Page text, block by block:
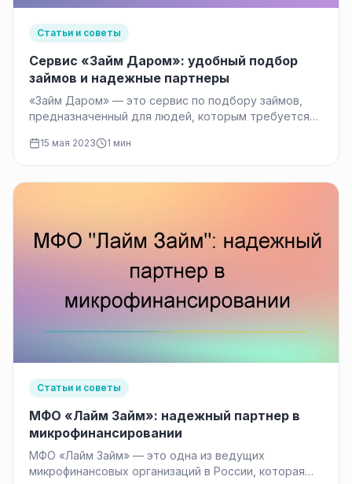
Статьи и советы
Сервис «Займ Даром»: удобный подбор
займов и надежные партнеры
«Займ Даром» — это сервис по подбору займов,
предназначенный для людей, которым требуется
15 мая 2023 1 мин
Статьи и советы
МФО «Лайм Займ»: надежный партнер в
микрофинансировании
МФО «Лайм Займ» — это одна из ведущих
микрофинансовых организаций в России, которая